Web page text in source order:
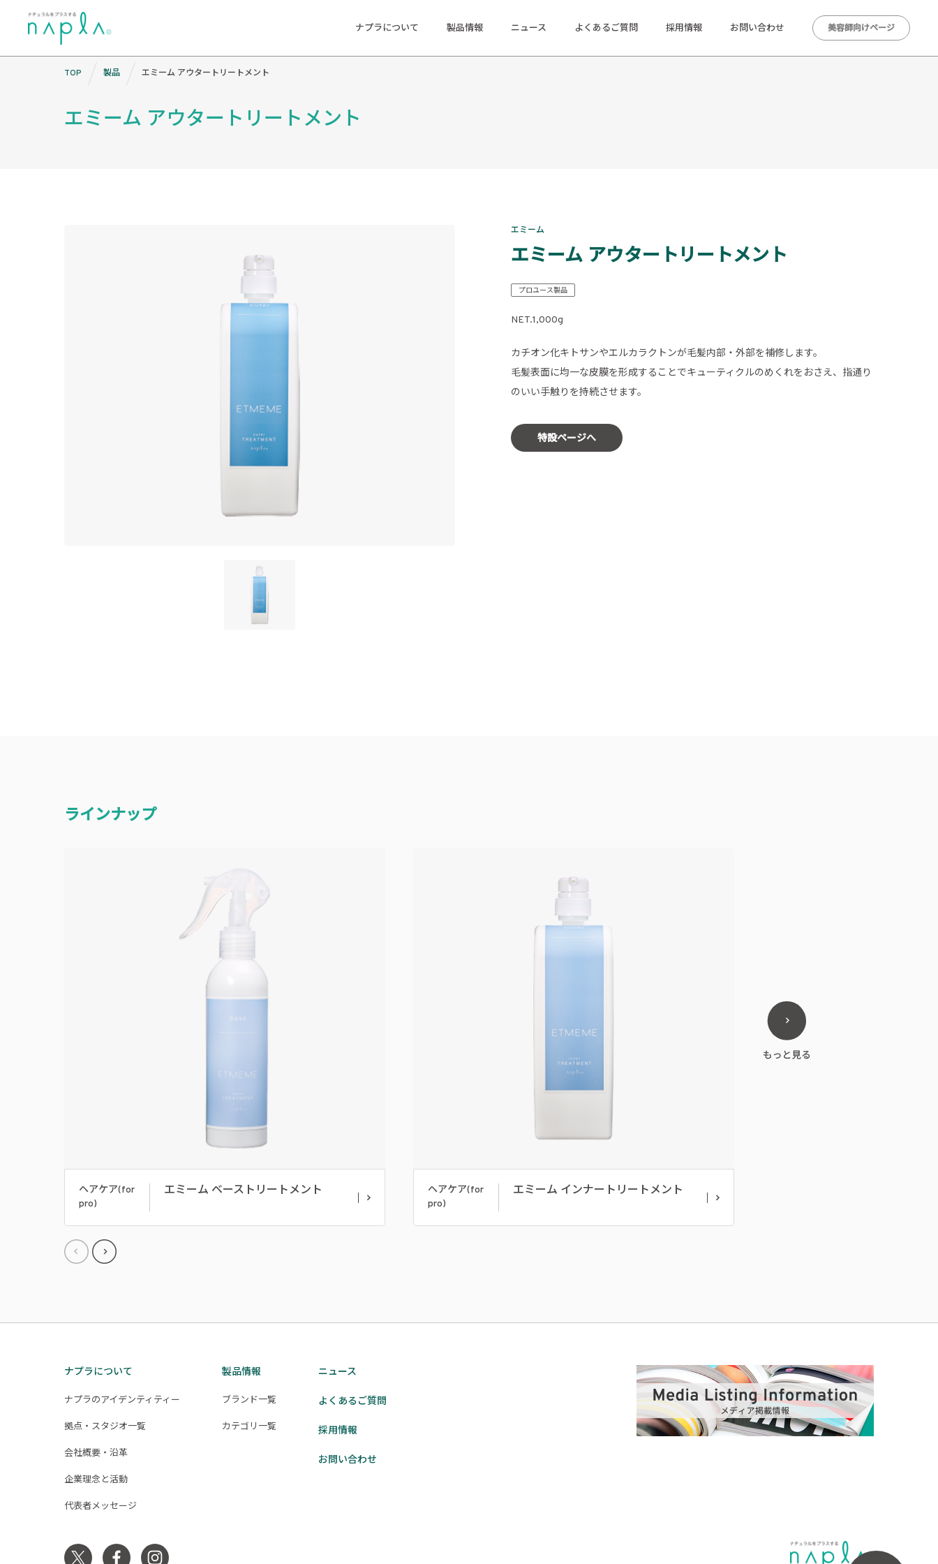
ナプラについて 製品情報 ニュース よくあるご質問 採用情報 お問い合わせ 美容師向けページ
エミーム アウタートリートメント
エミーム
エミーム アウタートリートメント
プロユース製品
NET.1,000g
カチオン化キトサンやエルカラクトンが毛髪内部・外部を補修します。
毛髪表面に均一な皮膜を形成することでキューティクルのめくれをおさえ、指通り
のいい手触りを持続させます。
特設ページへ
ラインナップ
ヘアケア(for
pro)
エミーム ベーストリートメント
ヘアケア(for
pro)
エミーム インナートリートメント
TOP 製品 エミーム アウタートリートメント
ナプラについて
ナプラのアイデンティティー
拠点・スタジオ一覧
会社概要・沿革
企業理念と活動
代表者メッセージ
製品情報
ブランド一覧
カテゴリ一覧
ニュース
よくあるご質問
採用情報
お問い合わせ